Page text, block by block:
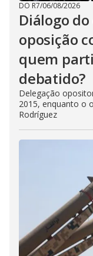
DO R7/06/08/2026
Diálogo
oposição
quem
debatido?
Delegação
2015, enquanto o
Rodríguez